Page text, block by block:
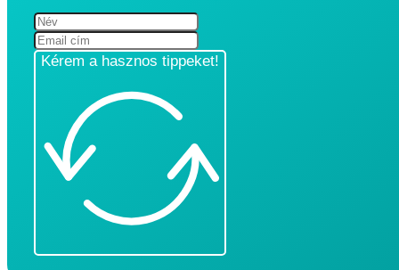
Kérem a hasznos tippeket!